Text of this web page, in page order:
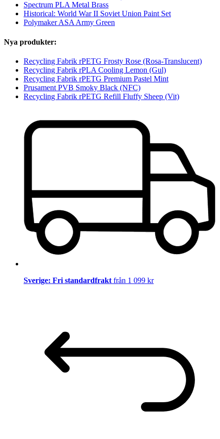
Spectrum PLA Metal Brass
Historical: World War II Soviet Union Paint Set
Polymaker ASA Army Green
Nya produkter:
Recycling Fabrik rPETG Frosty Rose (Rosa-Translucent)
Recycling Fabrik rPLA Cooling Lemon (Gul)
Recycling Fabrik rPETG Premium Pastel Mint
Prusament PVB Smoky Black (NFC)
Recycling Fabrik rPETG Refill Fluffy Sheep (Vit)
Sverige: Fri standardfrakt från 1 099 kr